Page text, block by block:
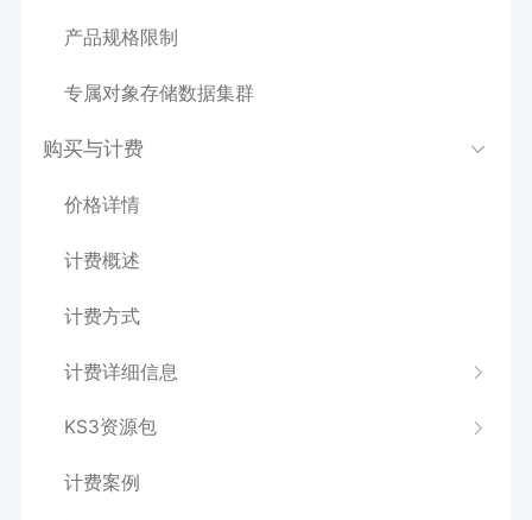
产品规格限制
专属对象存储数据集群
购买与计费
价格详情
计费概述
计费方式
计费详细信息
KS3资源包
计费案例